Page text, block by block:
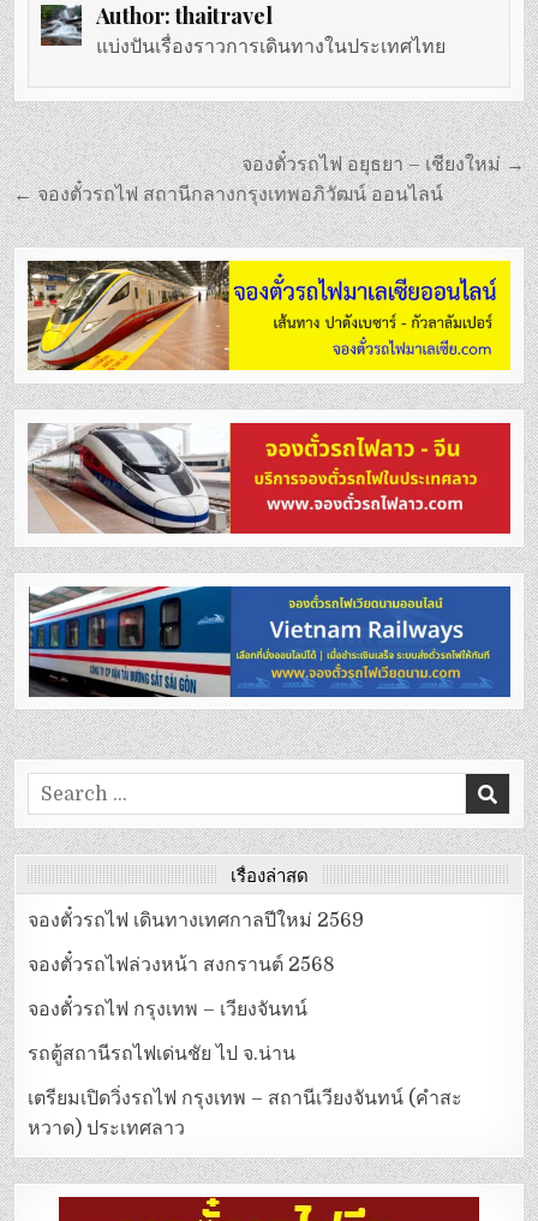
Author:thaitravel
แบ่งปันเรื่องราวการเดินทางในประเทศไทย
แนะแนว
เรื่อง
จองตั๋วรถไฟ อยุธยา – เชียงใหม่ →
← จองตั๋วรถไฟ สถานีกลางกรุงเทพอภิวัฒน์ ออนไลน์
Search
for:
เรื่องล่าสุด
จองตั๋วรถไฟ เดินทางเทศกาลปีใหม่ 2569
จองตั๋วรถไฟล่วงหน้า สงกรานต์ 2568
จองตั๋วรถไฟ กรุงเทพ – เวียงจันทน์
รถตู้สถานีรถไฟเด่นชัย ไป จ.น่าน
เตรียมเปิดวิ่งรถไฟ กรุงเทพ – สถานีเวียงจันทน์ (คำสะ
หวาด) ประเทศลาว